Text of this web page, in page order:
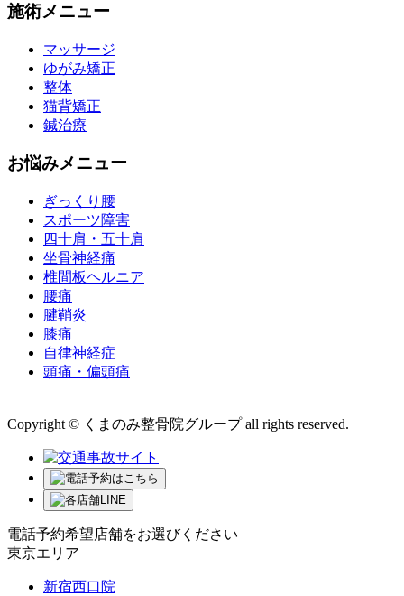
施術メニュー
マッサージ
ゆがみ矯正
整体
猫背矯正
鍼治療
お悩みメニュー
ぎっくり腰
スポーツ障害
四十肩・五十肩
坐骨神経痛
椎間板ヘルニア
腰痛
腱鞘炎
膝痛
自律神経症
頭痛・偏頭痛
Copyright © くまのみ整骨院グループ all rights reserved.
電話予約希望店舗をお選びください
東京エリア
新宿西口院